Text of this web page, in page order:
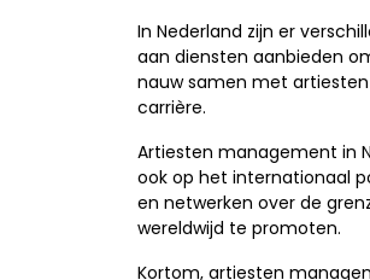
In Nederland zijn er
aan diensten aanbieden
nauw samen met
carrière.
Artiesten management in
ook op het internationaal
en netwerken over de
wereldwijd te promoten.
Kortom, artiesten